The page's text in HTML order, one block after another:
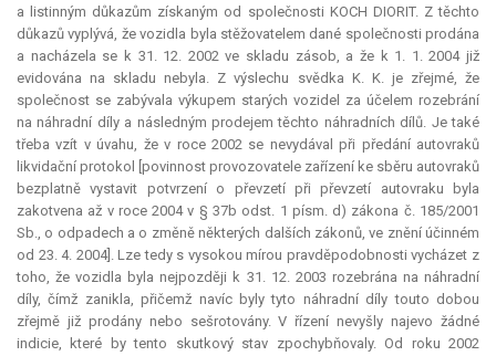
a listinným důkazům získaným od společnosti KOCH DIORIT. Z těchto
důkazů vyplývá, že vozidla byla stěžovatelem dané společnosti prodána
a nacházela se k 31. 12. 2002 ve skladu zásob, a že k 1. 1. 2004 již
evidována na skladu nebyla. Z výslechu svědka K. K. je zřejmé, že
společnost se zabývala výkupem starých vozidel za účelem rozebrání
na náhradní díly a následným prodejem těchto náhradních dílů. Je také
třeba vzít v úvahu, že v roce 2002 se nevydával při předání autovraků
likvidační protokol [povinnost provozovatele zařízení ke sběru autovraků
bezplatně vystavit potvrzení o převzetí při převzetí autovraku byla
zakotvena až v roce 2004 v § 37b odst. 1 písm. d) zákona č. 185/2001
Sb., o odpadech a o změně některých dalších zákonů, ve znění účinném
od 23. 4. 2004]. Lze tedy s vysokou mírou pravděpodobnosti vycházet z
toho, že vozidla byla nejpozději k 31. 12. 2003 rozebrána na náhradní
díly, čímž zanikla, přičemž navíc byly tyto náhradní díly touto dobou
zřejmě již prodány nebo sešrotovány. V řízení nevyšly najevo žádné
indicie, které by tento skutkový stav zpochybňovaly. Od roku 2002